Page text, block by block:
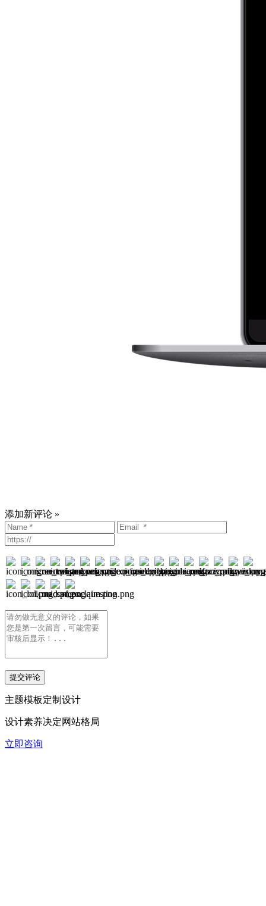
添加新评论 »
主题模板定制设计
设计素养决定网站格局
立即咨询